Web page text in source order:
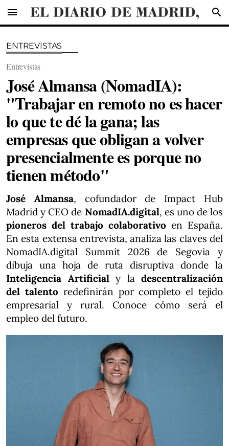
menu search
ENTREVISTAS
Entrevistas
José Almansa (NomadIA):
"Trabajar en remoto no es hacer
lo que te dé la gana; las
empresas que obligan a volver
presencialmente es porque no
tienen método"
José Almansa, cofundador de Impact Hub
Madrid y CEO de NomadIA.digital, es uno de los
pioneros del trabajo colaborativo en España.
En esta extensa entrevista, analiza las claves del
NomadIA.digital Summit 2026 de Segovia y
dibuja una hoja de ruta disruptiva donde la
Inteligencia Artificial y la descentralización
del talentoredefinirán por completo el tejido
empresarial y rural. Conoce cómo será el
empleo del futuro.